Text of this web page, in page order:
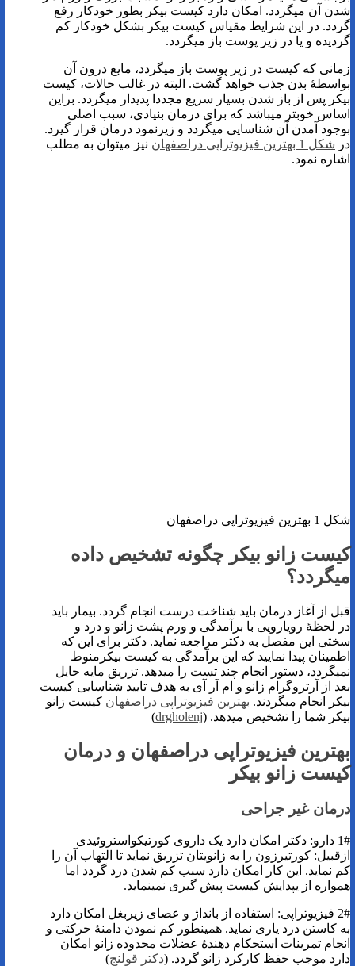
شدن آن میگردد. امکان دارد کیست بیکر بطور خودکار رفع
گردد. در این شرایط مقیاس کیست بیکر بشکل خودکار کم
گردیده و یا در زیر پوست باز میگردد.
زمانی که کیست در زیر پوست باز میگردد، مایع درون آن
بواسطۀ بدن جذب خواهد گشت. البته در غالب حالات، کیست
بیکر پس از باز شدن بسیار سریع مجددا پدیدار میگردد. براین
اساس خوبتر میباشد که برای درمان بنیادی، سبب اصلی
بوجود آمدن آن شناسایی میگردد و زیرنمود درمان قرار گیرد.
در شکل 1 بهترین فیزیوتراپی دراصفهان
نیز میتوان به مطلب
اشاره نمود.
شکل 1 بهترین فیزیوتراپی دراصفهان
کیست زانو بیکر چگونه تشخیص داده
میگردد؟
قبل از آغاز درمان باید شناخت درست انجام گردد. بیمار باید
در لحظۀ رویارویی با برآمدگی و ورم پشت زانو و درد و
سختی این مفصل به دکتر مراجعه نماید. دکتر برای این که
اطمینان پیدا نمایید که این برآمدگی به کیست بیکرمنوط
نمیگردد، دستور انجام چند تست را میدهد. تزریق مایه حایل
بعد از آرتروگرام زانو و ام آر آی به هدف تایید شناسایی کیست
بیکر انجام میگردند. بهترین فیزیوتراپی دراصفهان کیست زانو
بیکر شما را تشخیص میدهد. (drgholenj
)
بهترین فیزیوتراپی دراصفهان و درمان
کیست زانو بیکر
درمان غیر جراحی
1# دارو: دکتر امکان دارد یک داروی کورتیکواستروئیدی
ازقبیل: کورتیرزون را به زانویتان تزریق نماید تا التهاب آن را
کم نماید. این کار امکان دارد سبب کم شدن درد گردد اما
همواره از یپدایش کیست پیش گیری نمینماید.
2# فیزیوتراپی: استفاده از بانداژ و عصای زیر‌بغل امکان دارد
به کاستن درد یاری نماید. همینطور کم نمودن دامنۀ حرکتی و
انجام تمرینات استحکام دهندۀ عضلات محدوده زانو امکان
دارد موجب حفظ کارکرد زانو گردد. (دکتر قولنج)